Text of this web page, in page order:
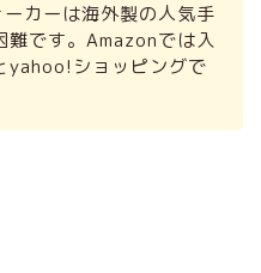
カーは海外製の人気手
難です。Amazonでは入
yahoo!ショッピングで